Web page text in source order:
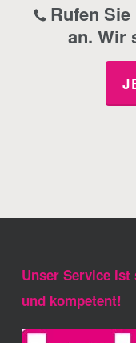
Rufen Sie
an. Wir
Unser Service
und kompetent!